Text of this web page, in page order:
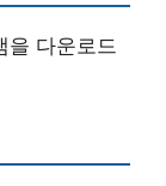
을 다운로드